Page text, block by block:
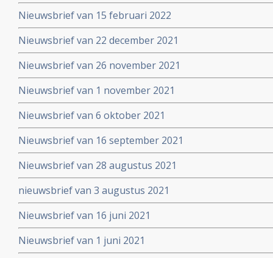
Nieuwsbrief van 15 februari 2022
Nieuwsbrief van 22 december 2021
Nieuwsbrief van 26 november 2021
Nieuwsbrief van 1 november 2021
Nieuwsbrief van 6 oktober 2021
Nieuwsbrief van 16 september 2021
Nieuwsbrief van 28 augustus 2021
nieuwsbrief van 3 augustus 2021
Nieuwsbrief van 16 juni 2021
Nieuwsbrief van 1 juni 2021